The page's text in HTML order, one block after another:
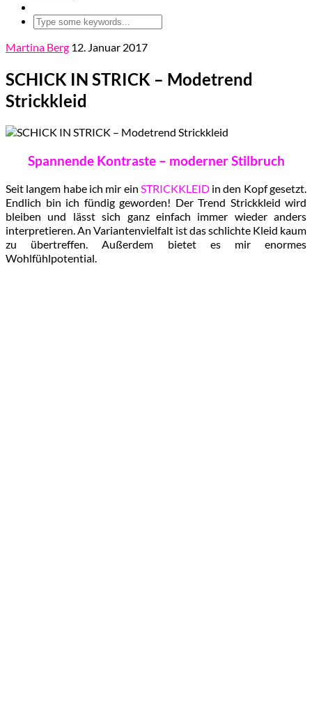
Martina Berg 12. Januar 2017
SCHICK IN STRICK – Modetrend
Strickkleid
Spannende Kontraste – moderner Stilbruch
Seit langem habe ich mir ein STRICKKLEIDin den Kopf gesetzt.
Endlich bin ich fündig geworden! Der Trend Strickkleid wird
bleiben und lässt sich ganz einfach immer wieder anders
interpretieren. An Variantenvielfalt ist das schlichte Kleid kaum
zu übertreffen. Außerdem bietet es mir enormes
Wohlfühlpotential.